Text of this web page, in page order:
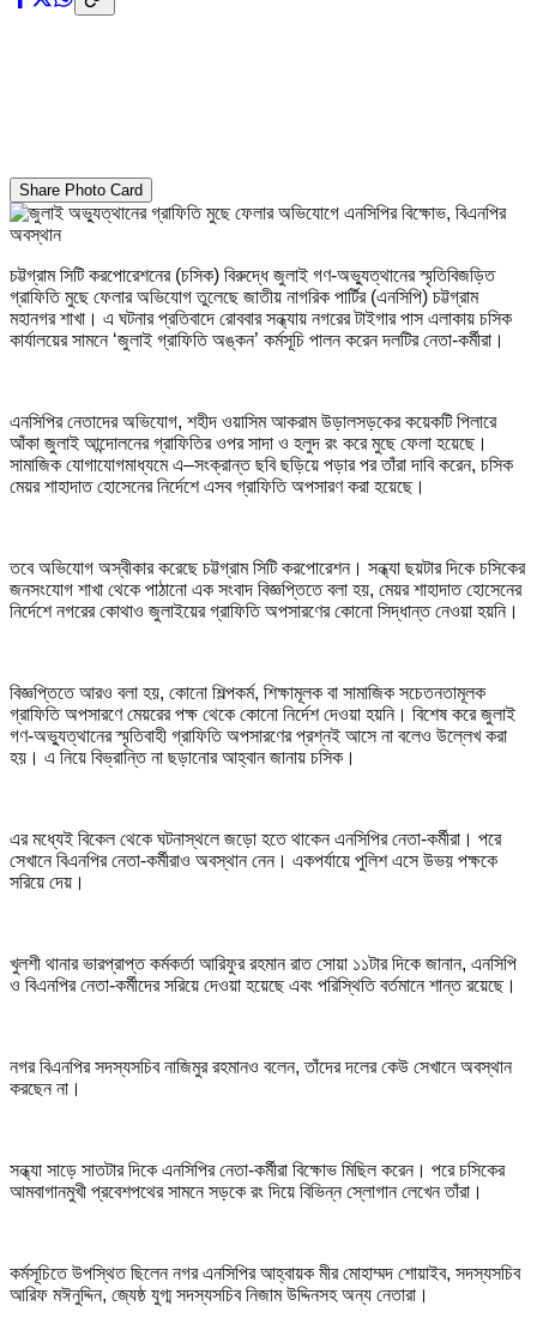
Share Photo Card
চট্টগ্রাম সিটি করপোরেশনের (চসিক) বিরুদ্ধে জুলাই গণ-অভ্যুত্থানের স্মৃতিবিজড়িত
গ্রাফিতি মুছে ফেলার অভিযোগ তুলেছে জাতীয় নাগরিক পার্টির (এনসিপি) চট্টগ্রাম
মহানগর শাখা। এ ঘটনার প্রতিবাদে রোববার সন্ধ্যায় নগরের টাইগার পাস এলাকায় চসিক
কার্যালয়ের সামনে ‘জুলাই গ্রাফিতি অঙ্কন’ কর্মসূচি পালন করেন দলটির নেতা-কর্মীরা।
এনসিপির নেতাদের অভিযোগ, শহীদ ওয়াসিম আকরাম উড়ালসড়কের কয়েকটি পিলারে
আঁকা জুলাই আন্দোলনের গ্রাফিতির ওপর সাদা ও হলুদ রং করে মুছে ফেলা হয়েছে।
সামাজিক যোগাযোগমাধ্যমে এ–সংক্রান্ত ছবি ছড়িয়ে পড়ার পর তাঁরা দাবি করেন, চসিক
মেয়র শাহাদাত হোসেনের নির্দেশে এসব গ্রাফিতি অপসারণ করা হয়েছে।
তবে অভিযোগ অস্বীকার করেছে চট্টগ্রাম সিটি করপোরেশন। সন্ধ্যা ছয়টার দিকে চসিকের
জনসংযোগ শাখা থেকে পাঠানো এক সংবাদ বিজ্ঞপ্তিতে বলা হয়, মেয়র শাহাদাত হোসেনের
নির্দেশে নগরের কোথাও জুলাইয়ের গ্রাফিতি অপসারণের কোনো সিদ্ধান্ত নেওয়া হয়নি।
বিজ্ঞপ্তিতে আরও বলা হয়, কোনো শিল্পকর্ম, শিক্ষামূলক বা সামাজিক সচেতনতামূলক
গ্রাফিতি অপসারণে মেয়রের পক্ষ থেকে কোনো নির্দেশ দেওয়া হয়নি। বিশেষ করে জুলাই
গণ-অভ্যুত্থানের স্মৃতিবাহী গ্রাফিতি অপসারণের প্রশ্নই আসে না বলেও উল্লেখ করা
হয়। এ নিয়ে বিভ্রান্তি না ছড়ানোর আহ্বান জানায় চসিক।
এর মধ্যেই বিকেল থেকে ঘটনাস্থলে জড়ো হতে থাকেন এনসিপির নেতা-কর্মীরা। পরে
সেখানে বিএনপির নেতা-কর্মীরাও অবস্থান নেন। একপর্যায়ে পুলিশ এসে উভয় পক্ষকে
সরিয়ে দেয়।
খুলশী থানার ভারপ্রাপ্ত কর্মকর্তা আরিফুর রহমান রাত সোয়া ১১টার দিকে জানান, এনসিপি
ও বিএনপির নেতা-কর্মীদের সরিয়ে দেওয়া হয়েছে এবং পরিস্থিতি বর্তমানে শান্ত রয়েছে।
নগর বিএনপির সদস্যসচিব নাজিমুর রহমানও বলেন, তাঁদের দলের কেউ সেখানে অবস্থান
করছেন না।
সন্ধ্যা সাড়ে সাতটার দিকে এনসিপির নেতা-কর্মীরা বিক্ষোভ মিছিল করেন। পরে চসিকের
আমবাগানমুখী প্রবেশপথের সামনে সড়কে রং দিয়ে বিভিন্ন স্লোগান লেখেন তাঁরা।
কর্মসূচিতে উপস্থিত ছিলেন নগর এনসিপির আহ্বায়ক মীর মোহাম্মদ শোয়াইব, সদস্যসচিব
আরিফ মঈনুদ্দিন, জ্যেষ্ঠ যুগ্ম সদস্যসচিব নিজাম উদ্দিনসহ অন্য নেতারা।